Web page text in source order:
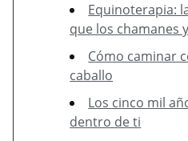
Equinoterapia:
que los chamanes
Cómo caminar
caballo
Los cinco mil
dentro de ti